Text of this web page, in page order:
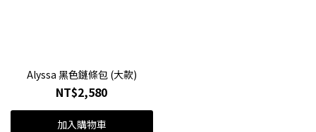
Alyssa 黑色鏈條包 (大款)
NT$2,580
加入購物車